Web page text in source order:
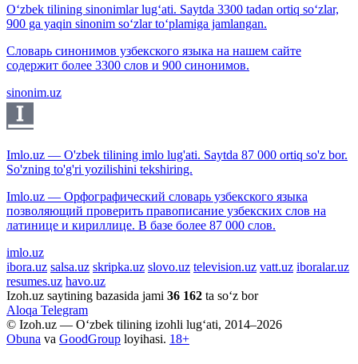
O‘zbek tilining sinonimlar lug‘ati. Saytda 3300 tadan ortiq so‘zlar,
900 ga yaqin sinonim so‘zlar to‘plamiga jamlangan.
Словарь синонимов узбекского языка на нашем сайте
содержит более 3300 слов и 900 синонимов.
sinonim.uz
Imlo.uz — O'zbek tilining imlo lug'ati. Saytda 87 000 ortiq so'z bor.
So'zning to'g'ri yozilishini tekshiring.
Imlo.uz — Орфографический словарь узбекского языка
позволяющий проверить правописание узбекских слов на
латинице и кириллице. В базе более 87 000 слов.
imlo.uz
ibora.uz salsa.uz skripka.uz slovo.uz television.uz vatt.uz iboralar.uz
resumes.uz havo.uz
Izoh.uz saytining bazasida jami 36 162 ta so‘z bor
Aloqa Telegram
© Izoh.uz — O‘zbek tilining izohli lug‘ati, 2014–2026
Obuna va GoodGroup loyihasi. 18+